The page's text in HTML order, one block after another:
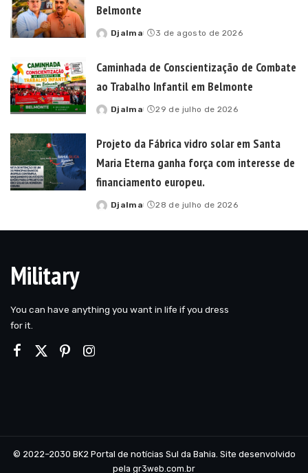
Belmonte
Posted
Djalma 3 de agosto de 2026
Caminhada de Conscientização de Combate
ao Trabalho Infantil em Belmonte
Posted
Djalma 29 de julho de 2026
Projeto da Fábrica vidro solar em Santa
Maria Eterna ganha força com interesse de
financiamento europeu.
Posted
Djalma 28 de julho de 2026
Military
You can have anything you want in life if you dress
for it.
© 2022–2030 BK2 Portal de notícias Sul da Bahia. Site desenvolvido
pela gr3web.com.br